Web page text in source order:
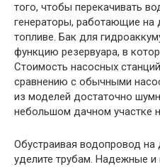
того, чтобы перекачивать
генераторы, работающие на
топливе. Бак для
функцию резервуара, в
Стоимость насосных
сравнению с обычными
из моделей достаточно
небольшом дачном участке
Обустраивая водопровод на
уделите трубам. Надежные